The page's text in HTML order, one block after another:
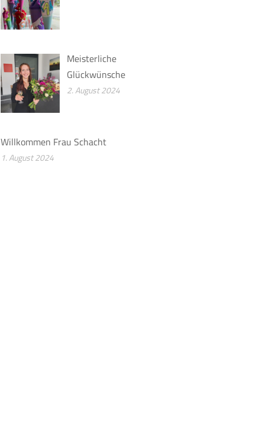
Meisterliche
Glückwünsche
2. August 2024
Willkommen Frau Schacht
1. August 2024